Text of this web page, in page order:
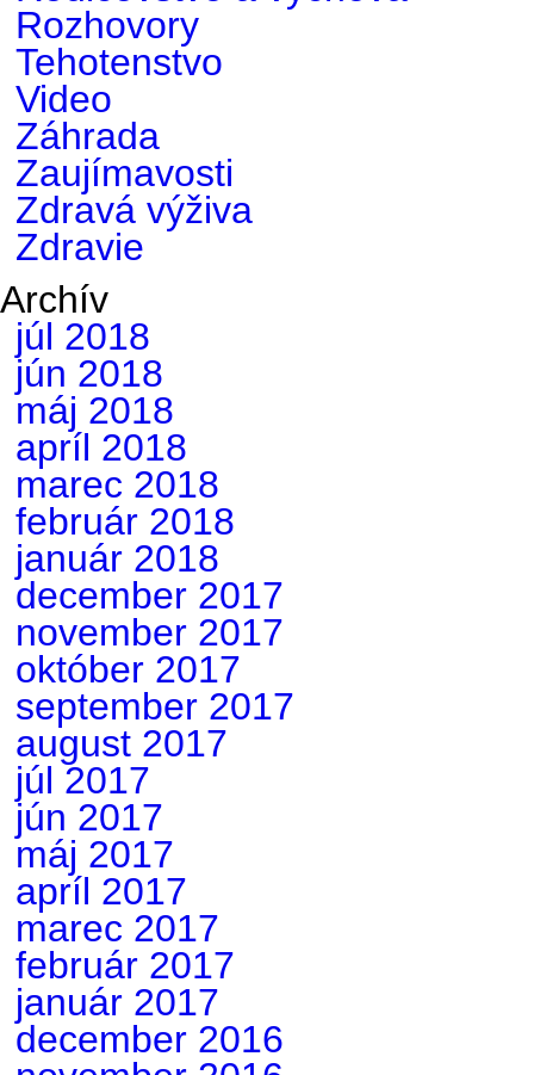
Rozhovory
Tehotenstvo
Video
Záhrada
Zaujímavosti
Zdravá výživa
Zdravie
Archív
júl 2018
jún 2018
máj 2018
apríl 2018
marec 2018
február 2018
január 2018
december 2017
november 2017
október 2017
september 2017
august 2017
júl 2017
jún 2017
máj 2017
apríl 2017
marec 2017
február 2017
január 2017
december 2016